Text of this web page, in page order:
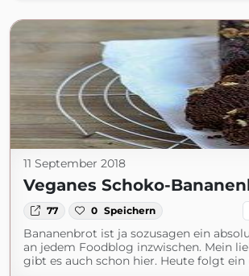
11 September 2018
Veganes Schoko-
77 0 Speichern
Bananenbrot ist ja sozusagen ein
an jedem Foodblog inzwischen. Mein
gibt es auch schon hier. Heute folgt ein